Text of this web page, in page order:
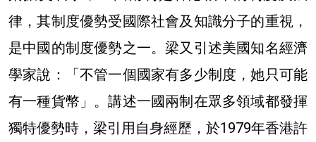
律，其制度優勢受國際社會及知識分子的重視，
是中國的制度優勢之一。梁又引述美國知名經濟
學家說：「不管一個國家有多少制度，她只可能
有一種貨幣」。講述一國兩制在眾多領域都發揮
獨特優勢時，梁引用自身經歷，於1979年香港許